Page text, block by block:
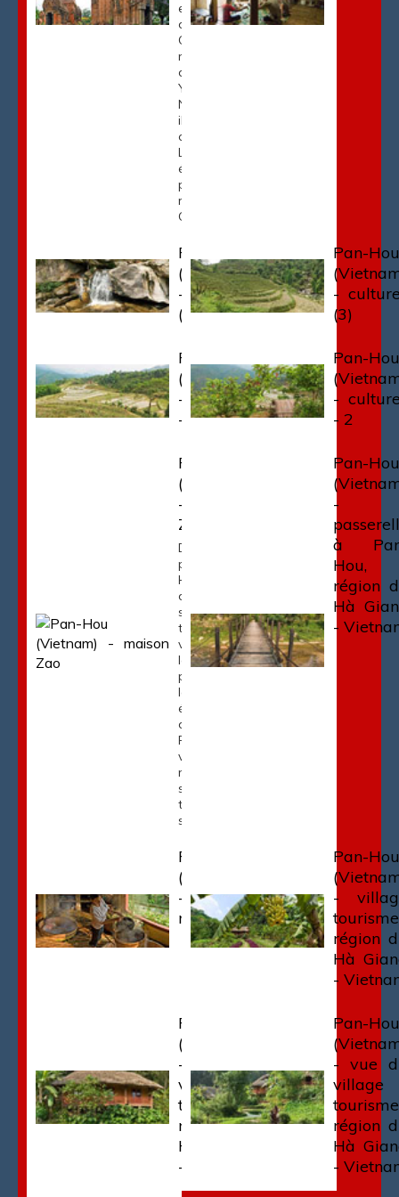
en bordure
de la rivière
Cai porte le
nom de la
déesse Po
Yang Ina
Nagar à qui
il est
consacré.
Les Chams
étaient le
peuple du
royaume du
Champa. […]
Pan-Hou
(Vietnam)
- cascade
(1)
Pan-Hou
-
(3)
Pan-Hou
(Vietnam)
- cultures
- 1
Pan-Hou
-
- 2
Pan-Hou
(Vietnam)
- maison
Zao
Dans cette
province de
Ha Giang, la
dernière à
s’ouvrir au
tourisme qui
vous offrira
les
paysages
les plus
étonnants
du Vietnam.
Forêts
vierges,
montagnes
sculptées de
terrasses au
sein de […]
Pan-Hou
-
à
Hou,
région
Hà
-
Pan-Hou
(Vietnam)
- Spa et
massage
Pan-Hou
-
tourisme
région
Hà
-
Pan-Hou
(Vietnam)
- vue du
village
tourisme
région du
Hà Giang
- Vietnam
Pan-Hou
- vue
village
tourisme
région
Hà
-